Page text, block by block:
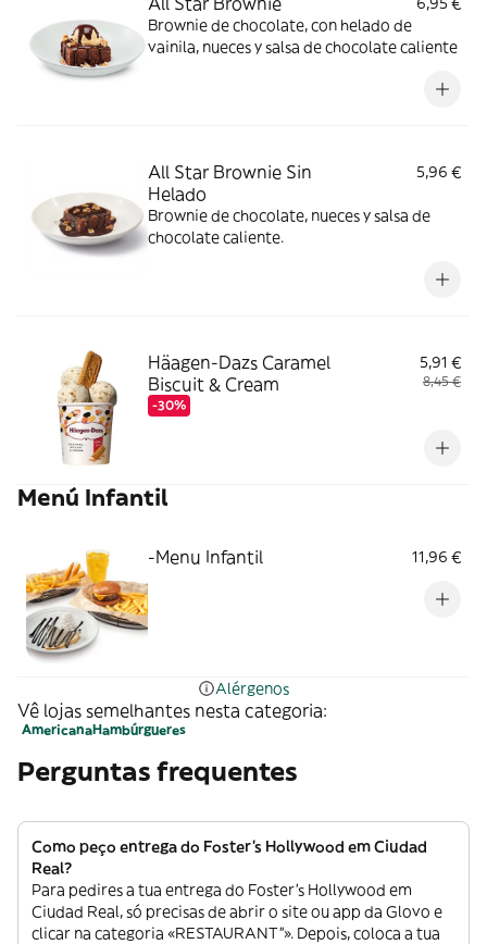
Brownie de chocolate, con helado de
vainila, nueces y salsa de chocolate caliente
All Star Brownie Sin
Helado
5,96 €
Brownie de chocolate, nueces y salsa de
chocolate caliente.
Häagen-Dazs Caramel
Biscuit & Cream
-30%
5,91 €
8,45 €
Menú Infantil
-Menu Infantil 11,96 €
Alérgenos
Vê lojas semelhantes nesta categoria:
AmericanaHambúrgueres
Perguntas frequentes
Como peço entrega do Foster's Hollywood em Ciudad
Real?
Para pedires a tua entrega do Foster's Hollywood em
Ciudad Real, só precisas de abrir o site ou app da Glovo e
clicar na categoria «RESTAURANT”». Depois, coloca a tua